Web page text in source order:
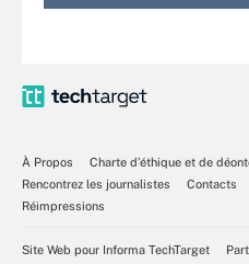
À Propos
Charte d’éthique et de
Rencontrez les journalistes
Contacts
Réimpressions
Site Web pour Informa TechTarget